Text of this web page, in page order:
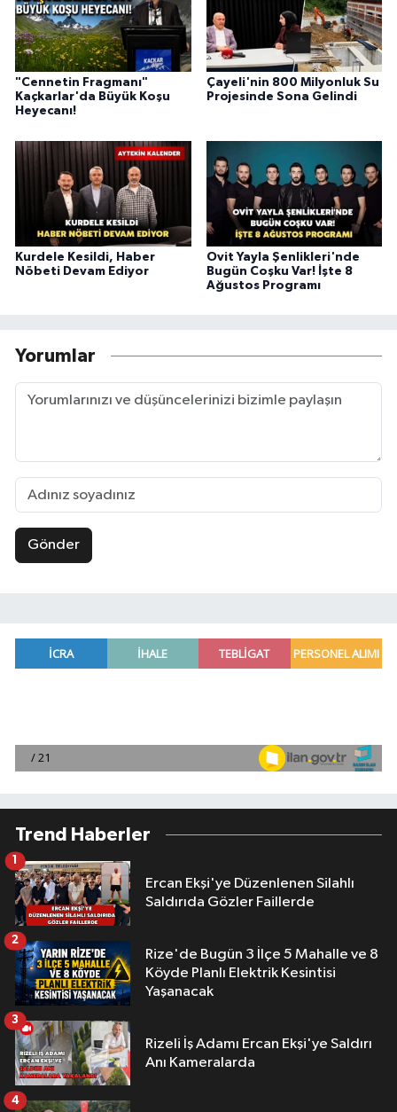
"Cennetin Fragmanı"
Kaçkarlar'da Büyük Koşu
Heyecanı!
Çayeli'nin 800 Milyonluk Su
Projesinde Sona Gelindi
Kurdele Kesildi, Haber
Nöbeti Devam Ediyor
Ovit Yayla Şenlikleri'nde
Bugün Coşku Var! İşte 8
Ağustos Programı
Yorumlar
Gönder
Trend Haberler
Ercan Ekşi'ye Düzenlenen Silahlı
Saldırıda Gözler Faillerde
1
Rize'de Bugün 3 İlçe 5 Mahalle ve 8
Köyde Planlı Elektrik Kesintisi
Yaşanacak
2
Rizeli İş Adamı Ercan Ekşi'ye Saldırı
Anı Kameralarda
3
4